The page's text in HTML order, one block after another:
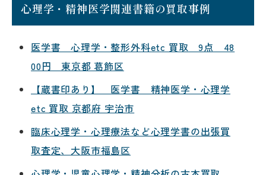
心理学・精神医学関連書籍の買取事例
医学書 心理学・整形外科etc 買取 9点 48
00円 東京都 葛飾区
【蔵書印あり】 医学書 精神医学・心理学
etc 買取 京都府 宇治市
臨床心理学・心理療法など心理学書の出張買
取査定、大阪市福島区